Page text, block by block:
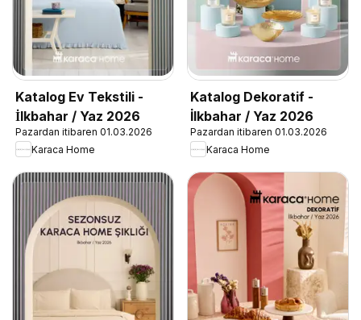
Katalog Ev Tekstili -
İlkbahar / Yaz 2026
Pazardan itibaren 01.03.2026
Karaca Home
Katalog Dekoratif -
İlkbahar / Yaz 2026
Pazardan itibaren 01.03.2026
Karaca Home